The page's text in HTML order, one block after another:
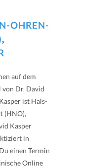
OHREN-
,
auf dem
Dr. David
ist Hals-
(HNO),
Kasper
in
einen Termin
Online